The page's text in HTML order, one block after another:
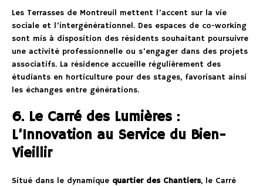
Les Terrasses de Montreuil mettent l’accent sur la vie
sociale et l’intergénérationnel. Des espaces de co-working
sont mis à disposition des résidents souhaitant poursuivre
une activité professionnelle ou s’engager dans des projets
associatifs. La résidence accueille régulièrement des
étudiants en horticulture pour des stages, favorisant ainsi
les échanges entre générations.
6. Le Carré des Lumières :
L’Innovation au Service du Bien-
Vieillir
Situé dans le dynamique quartier des Chantiers, le Carré